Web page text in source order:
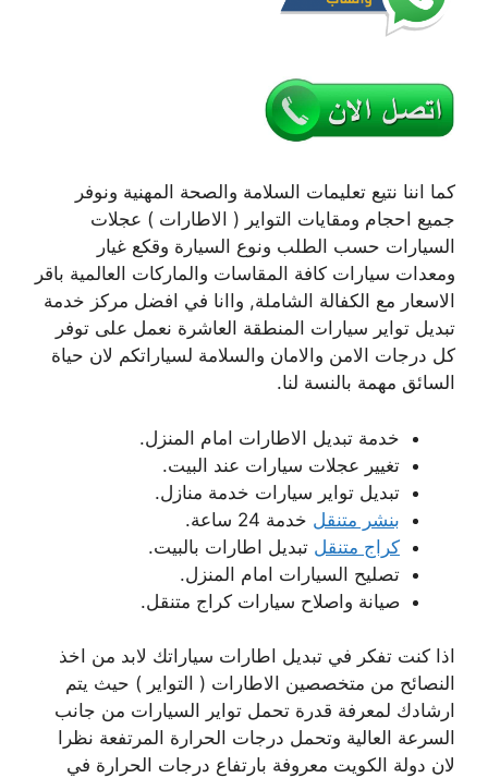
كما اننا نتيع تعليمات السلامة والصحة المهنية ونوفر
جميع احجام ومقايات التواير ( الاطارات ) عجلات
السيارات حسب الطلب ونوع السيارة وقكع غيار
ومعدات سيارات كافة المقاسات والماركات العالمية باقر
الاسعار مع الكفالة الشاملة, واانا في افضل مركز خدمة
تبديل تواير سيارات المنطقة العاشرة نعمل على توفر
كل درجات الامن والامان والسلامة لسياراتكم لان حياة
السائق مهمة بالنسة لنا.
خدمة تبديل الاطارات امام المنزل.
تغيير عجلات سيارات عند البيت.
تبديل تواير سيارات خدمة منازل.
بنشر متنقل خدمة 24 ساعة.
كراج متنقل تبديل اطارات بالبيت.
تصليح السيارات امام المنزل.
صيانة واصلاح سيارات كراج متنقل.
اذا كنت تفكر في تبديل اطارات سياراتك لابد من اخذ
النصائح من متخصصين الاطارات ( التواير ) حيث يتم
ارشادك لمعرفة قدرة تحمل تواير السيارات من جانب
السرعة العالية وتحمل درجات الحرارة المرتفعة نظرا
لان دولة الكويت معروفة بارتفاع درجات الحرارة في